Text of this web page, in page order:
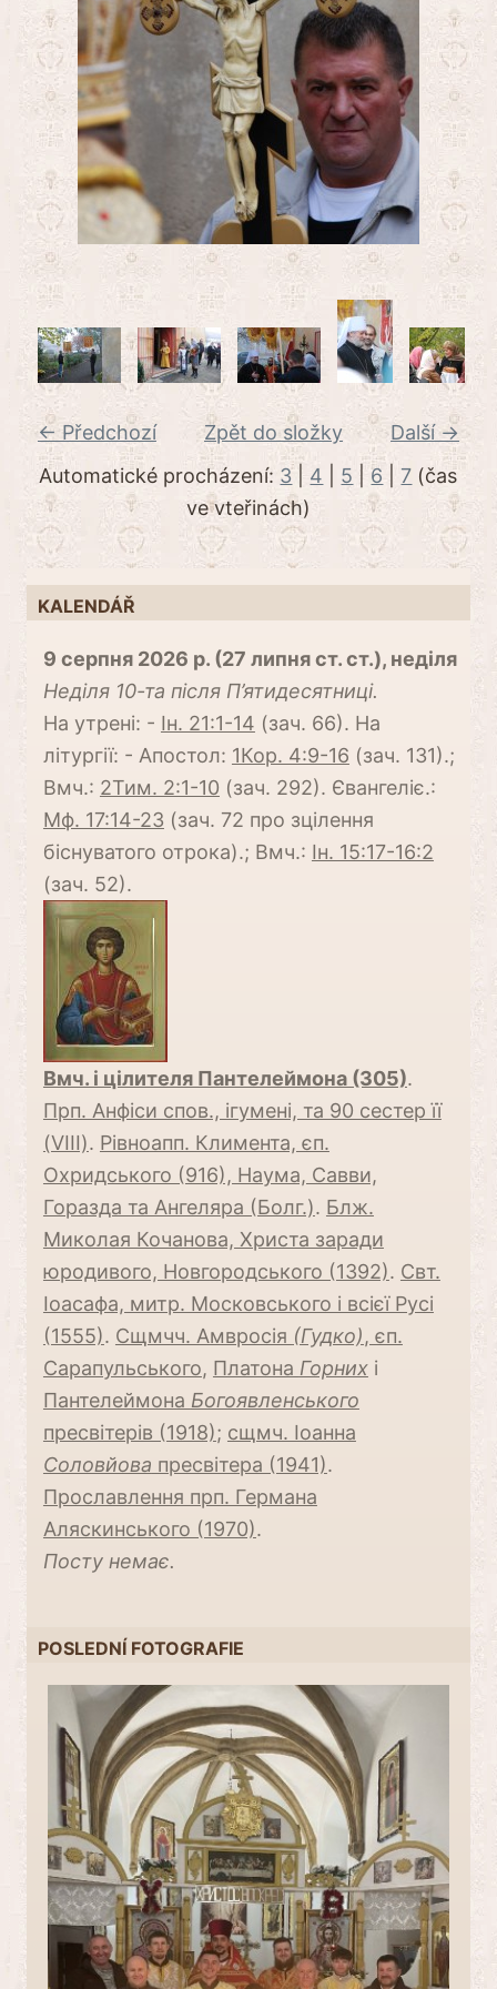
← Předchozí Další →
Zpět do složky
Automatické procházení: 3| 4 5 6 7 (čas
ve vteřinách)
KALENDÁŘ
9 серпня 2026 р. (27 липня ст. ст.), неділя
Неділя 10-та після П’ятидесятниці.
На утрені: - Ін. 21:1-14 (зач. 66). На
літургії: - Апостол: 1Кор. 4:9-16 (зач. 131).;
Вмч.: 2Тим. 2:1-10 (зач. 292). Євангеліє.:
Мф. 17:14-23 (зач. 72 про зцілення
біснуватого отрока).; Вмч.: Ін. 15:17-16:2
(зач. 52).
Вмч. і цілителя Пантелеймона (305).
Прп. Анфіси спов., ігумені, та 90 сестер її
(VIII). Рівноапп. Климента, єп.
Охридського (916), Наума, Савви,
Горазда та Ангеляра (Болг.). Блж.
Миколая Кочанова, Христа заради
юродивого, Новгородського (1392). Свт.
Іоасафа, митр. Московського і всієї Русі
(1555). Сщмчч. Амвросія (Гудко), єп.
Сарапульського, Платона Горнихі
Пантелеймона Богоявленського
пресвітерів (1918); сщмч. Іоанна
Соловйова пресвітера (1941).
Прославлення прп. Германа
Аляскинського (1970).
Посту немає.
POSLEDNÍ FOTOGRAFIE